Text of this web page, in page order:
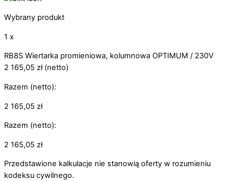
Wybrany produkt
1 x
RB8S Wiertarka promieniowa, kolumnowa OPTIMUM / 230V
2 165,05 zł(netto)
Razem (netto):
2 165,05 zł
Razem (netto):
2 165,05 zł
Przedstawione kalkulacje nie stanowią oferty w rozumieniu
kodeksu cywilnego.